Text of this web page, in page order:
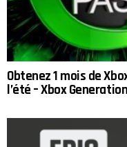
Obtenez 1 mois de
l’été – Xbox Generation